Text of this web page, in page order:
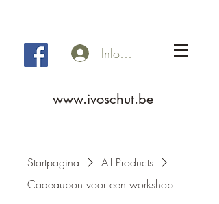
Inloggen
www.ivoschut.be
Startpagina
All Products
Cadeaubon voor een workshop